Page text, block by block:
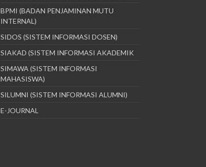
BPMI (BADAN PENJAMINAN MUTU
INTERNAL)
SIDOS (SISTEM INFORMASI DOSEN)
SIAKAD (SISTEM INFORMASI AKADEMIK
SIMAWA (SISTEM INFORMASI
MAHASISWA)
SILUMNI (SISTEM INFORMASI ALUMNI)
E-JOURNAL